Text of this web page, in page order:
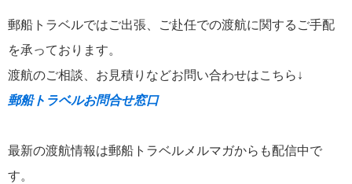
郵船トラベルではご出張、ご赴任での渡航に関するご手配
を承っております。
渡航のご相談、お見積りなどお問い合わせはこちら↓
郵船トラベルお問合せ窓口
最新の渡航情報は郵船トラベルメルマガからも配信中で
す。